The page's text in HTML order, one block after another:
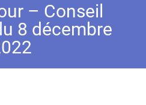
– Conseil
8 décembre